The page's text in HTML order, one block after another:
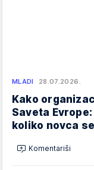
MLADI 28.07.2026.
Kako
Saveta
koliko novca
Komentariši